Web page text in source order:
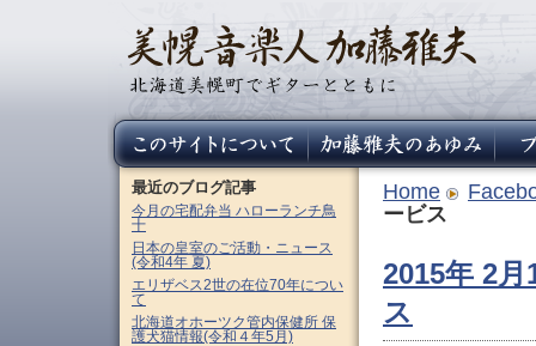
Home
ービス
2015年 2
ス
最近のブログ記事
今月の宅配弁当 ハローランチ鳥
十
日本の皇室のご活動・ニュース
(令和4年 夏)
エリザベス2世の在位70年につい
て
北海道オホーツク管内保健所 保
護犬猫情報(令和４年5月)